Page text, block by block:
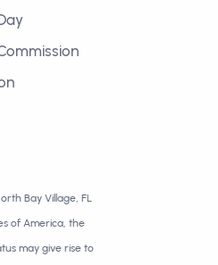
Bay Village, FL
of America, the
may give rise to